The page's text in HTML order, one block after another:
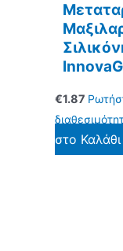
€1.87
στο Καλάθι